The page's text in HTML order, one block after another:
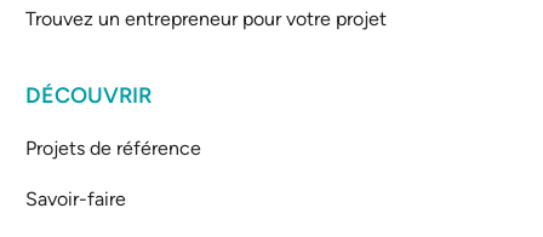
Trouvez un entrepreneur pour votre projet
DÉCOUVRIR
Projets de référence
Savoir-faire